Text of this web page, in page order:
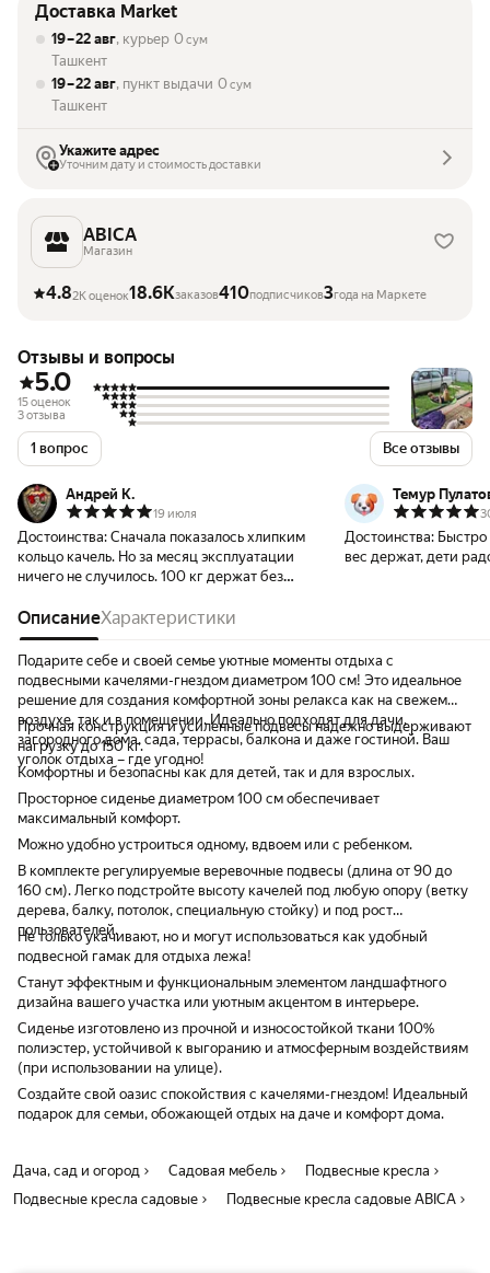
Доставка Market
19 – 22 авг, курьер 0 сум
Ташкент
19 – 22 авг, пункт выдачи 0 сум
Ташкент
Укажите адрес
Уточним дату и стоимость доставки
ABICA
Магазин
4.82K оценок18.6Kзаказов410подписчиков3года на Маркете
Отзывы и вопросы
5.0
15 оценок
3 отзыва
1 вопрос Все отзывы
Андрей К.
19 июля
Достоинства: Сначала показалось хлипким
кольцо качель. Но за месяц эксплуатации
ничего не случилось. 100 кг держат без
Темур
Достоинства: Быстро
вес держат, дети
ОписаниеХарактеристики
Подарите себе и своей семье уютные моменты отдыха с
подвесными качелями-гнездом диаметром 100 см! Это идеальное
решение для создания комфортной зоны релакса как на свежем
воздухе, так и в помещении. Идеально подходят для дачи,
загородного дома, сада, террасы, балкона и даже гостиной. Ваш
уголок отдыха – где угодно!
Прочная конструкция и усиленные подвесы надежно выдерживают
нагрузку до 150 кг.
Комфортны и безопасны как для детей, так и для взрослых.
Просторное сиденье диаметром 100 см обеспечивает
максимальный комфорт.
Можно удобно устроиться одному, вдвоем или с ребенком.
В комплекте регулируемые веревочные подвесы (длина от 90 до
160 см). Легко подстройте высоту качелей под любую опору (ветку
дерева, балку, потолок, специальную стойку) и под рост
пользователей.
Не только укачивают, но и могут использоваться как удобный
подвесной гамак для отдыха лежа!
Станут эффектным и функциональным элементом ландшафтного
дизайна вашего участка или уютным акцентом в интерьере.
Сиденье изготовлено из прочной и износостойкой ткани 100%
полиэстер, устойчивой к выгоранию и атмосферным воздействиям
(при использовании на улице).
Создайте свой оазис спокойствия с качелями-гнездом! Идеальный
подарок для семьи, обожающей отдых на даче и комфорт дома.
Дача, сад и огород Садовая мебель
Подвесные кресла
Подвесные кресла садовые
Подвесные кресла садовые ABICA